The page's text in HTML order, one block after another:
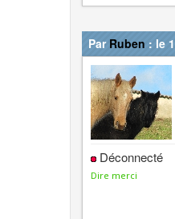
Par Ruben : le
Déconnecté
Dire merci